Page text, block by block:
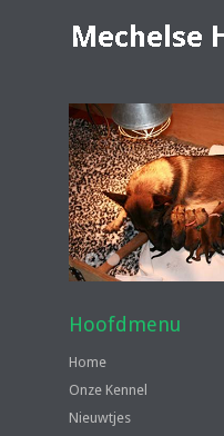
1 2
Hoofdmenu
Home
Onze Kennel
Nieuwtjes